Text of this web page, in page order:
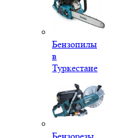
Бензопилы
в
Туркестане